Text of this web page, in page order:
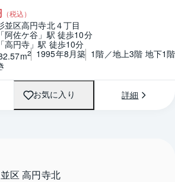
（税込）
並区高円寺北４丁目
阿佐ケ谷」駅 徒歩10分
高円寺」駅 徒歩10分
2 1995年8月築 1階／地上3階 地下1階
お気に入り 詳細
区 高円寺北